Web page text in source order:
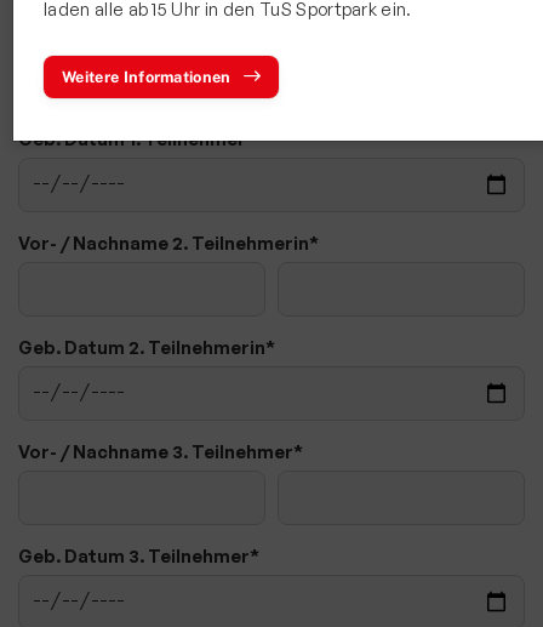
Geb. Datum 1. Teilnehmer*
Vor- / Nachname 2. Teilnehmerin*
Geb. Datum 2. Teilnehmerin*
Vor- / Nachname 3. Teilnehmer*
Geb. Datum 3. Teilnehmer*
Bewegt und Kunterbunt
Fitness und Freizeitsport
Ski & Wandern
Schwimmen
laden alle ab 15 Uhr in den TuS Sportpark ein.
Weitere Informationen